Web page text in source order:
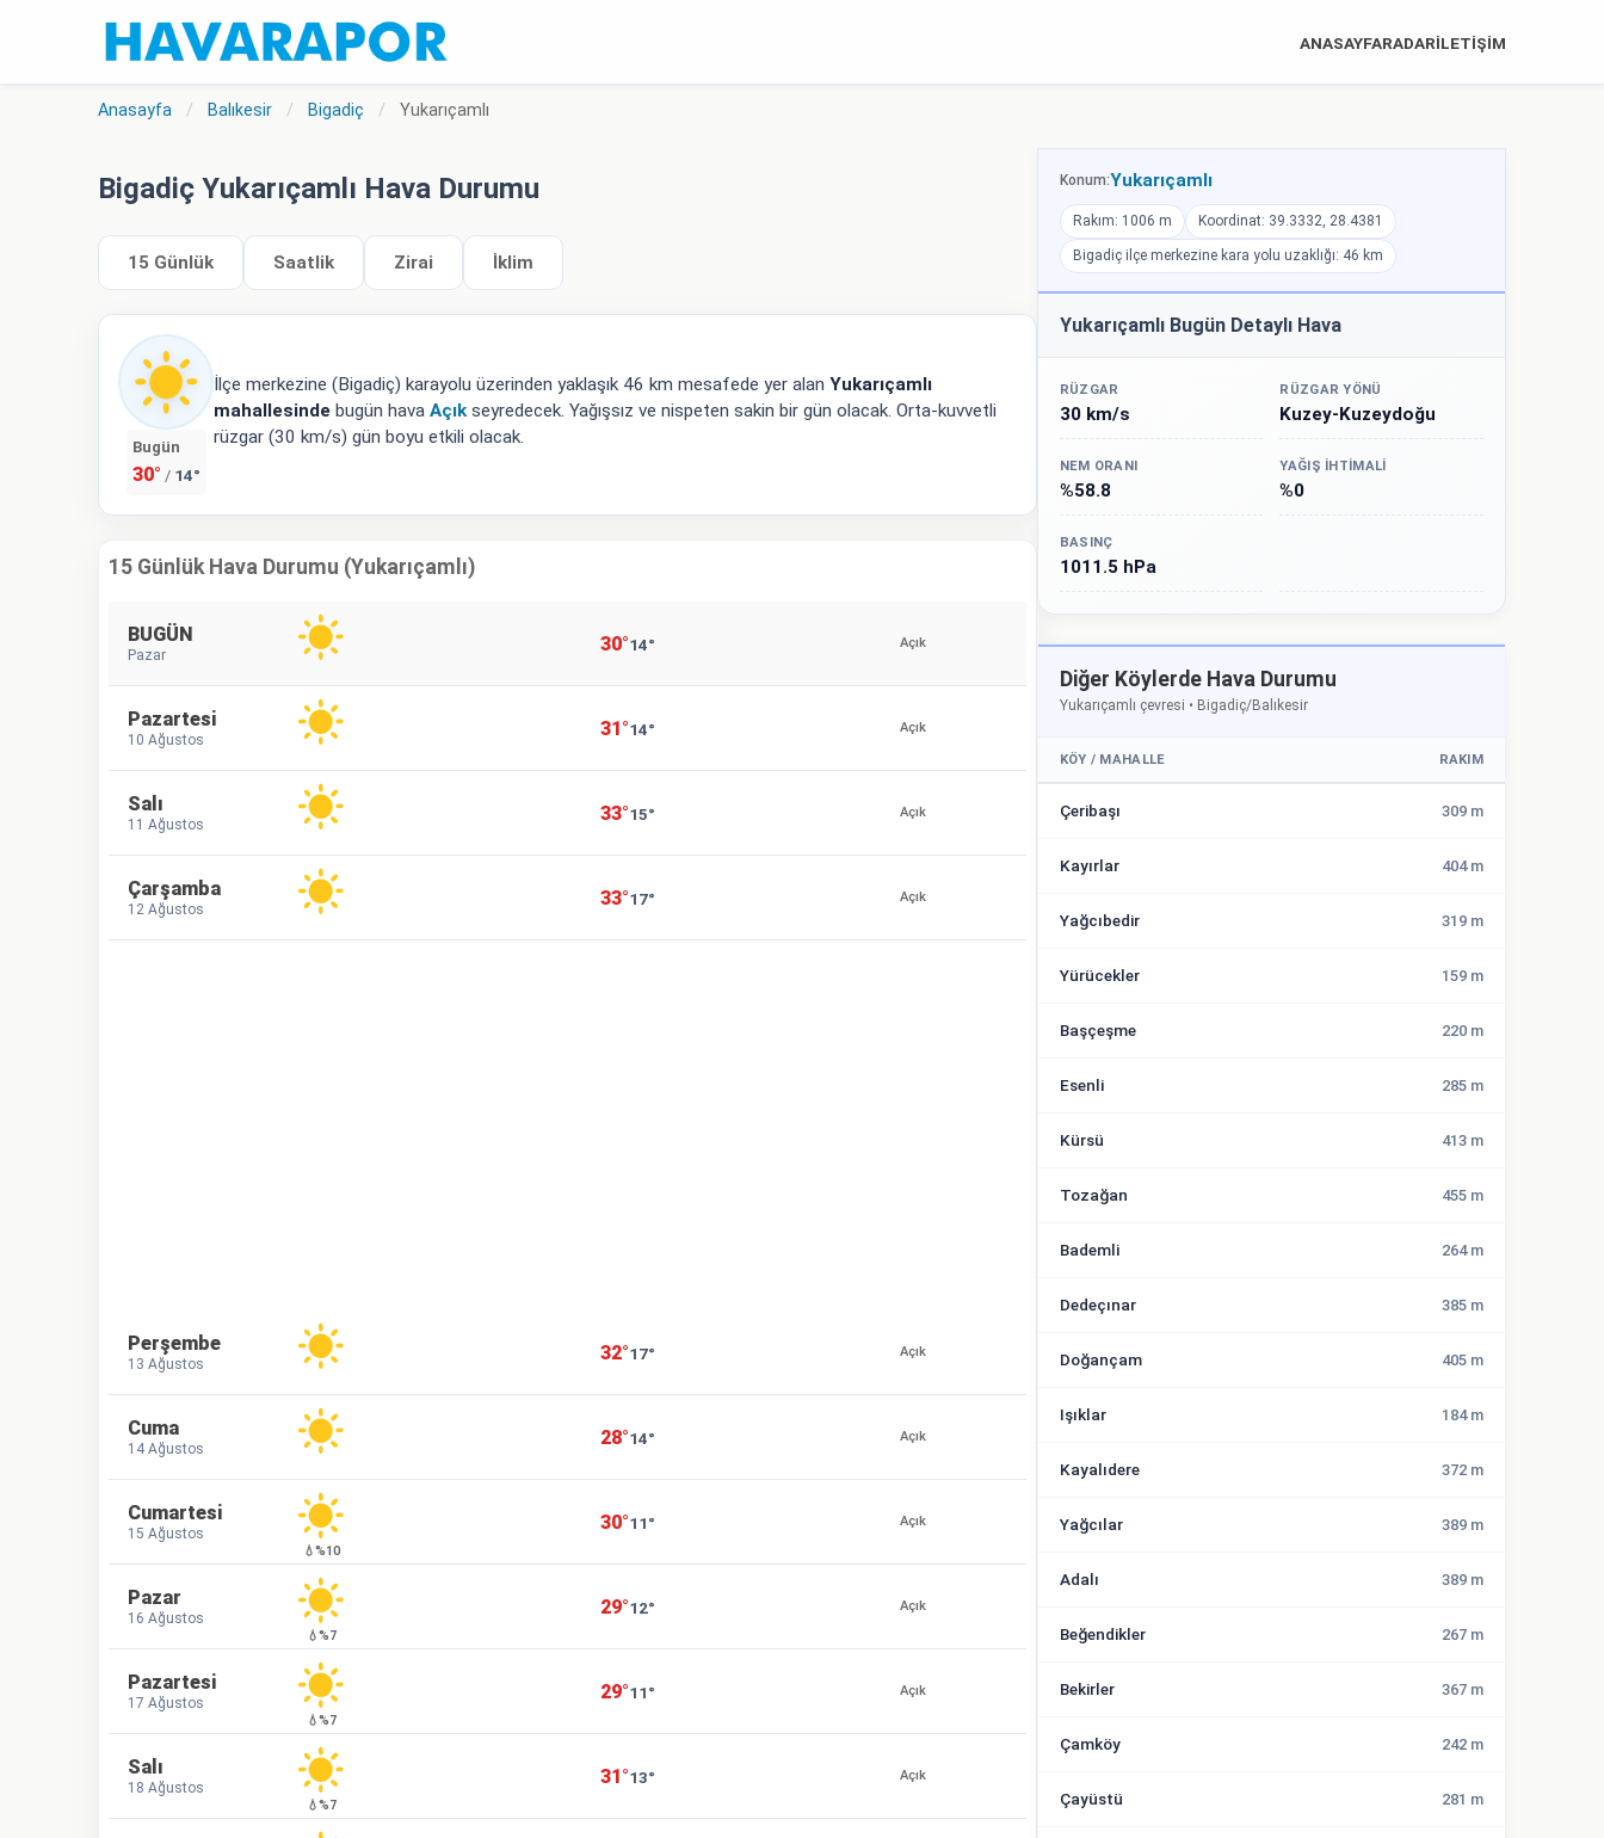
ANASAYFARADARİLETİŞİM
Anasayfa / Balıkesir / Bigadiç / Yukarıçamlı
Bigadiç Yukarıçamlı Hava Durumu
15 Günlük Saatlik Zirai İklim
Bugün
30° / 14°
İlçe merkezine (Bigadiç) karayolu üzerinden yaklaşık 46 km mesafede yer alan Yukarıçamlı
mahallesinde bugün hava Açık seyredecek. Yağışsız ve nispeten sakin bir gün olacak. Orta-kuvvetli
rüzgar (30 km/s) gün boyu etkili olacak.
15 Günlük Hava Durumu (Yukarıçamlı)
BUGÜN
Pazar 30°14° Açık
Pazartesi
10 Ağustos 31°14° Açık
Salı
11 Ağustos 33°15° Açık
Çarşamba
12 Ağustos 33°17° Açık
Perşembe
13 Ağustos 32°17° Açık
Cuma
14 Ağustos 28°14° Açık
Cumartesi
15 Ağustos
💧%10
30°11° Açık
Pazar
16 Ağustos
💧%7
29°12° Açık
Pazartesi
17 Ağustos
💧%7
29°11° Açık
Salı
18 Ağustos
💧%7
31°13° Açık
Konum:Yukarıçamlı
Rakım: 1006 m Koordinat: 39.3332, 28.4381
Bigadiç ilçe merkezine kara yolu uzaklığı: 46 km
Yukarıçamlı Bugün Detaylı Hava
RÜZGAR
30 km/s
RÜZGAR YÖNÜ
Kuzey-Kuzeydoğu
NEM ORANI
%58.8
YAĞIŞ İHTIMALI
%0
BASINÇ
1011.5 hPa
Diğer Köylerde Hava Durumu
Yukarıçamlı çevresi • Bigadiç/Balıkesir
KÖY / MAHALLE RAKIM
Çeribaşı 309 m
Kayırlar 404 m
Yağcıbedir 319 m
Yürücekler 159 m
Başçeşme 220 m
Esenli 285 m
Kürsü 413 m
Tozağan 455 m
Bademli 264 m
Dedeçınar 385 m
Doğançam 405 m
Işıklar 184 m
Kayalıdere 372 m
Yağcılar 389 m
Adalı 389 m
Beğendikler 267 m
Bekirler 367 m
Çamköy 242 m
Çayüstü 281 m